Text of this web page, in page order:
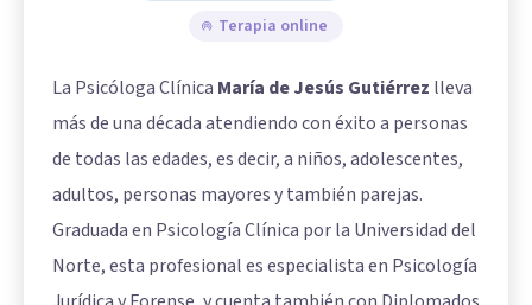
Terapia online
La Psicóloga Clínica María de Jesús Gutiérrez lleva
más de una década atendiendo con éxito a personas
de todas las edades, es decir, a niños, adolescentes,
adultos, personas mayores y también parejas.
Graduada en Psicología Clínica por la Universidad del
Norte, esta profesional es especialista en Psicología